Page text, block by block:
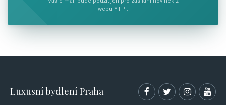
webu YTPI.
Luxusní bydlení Praha